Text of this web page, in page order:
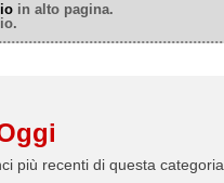
in alto pagina.
più recenti di questa categoria